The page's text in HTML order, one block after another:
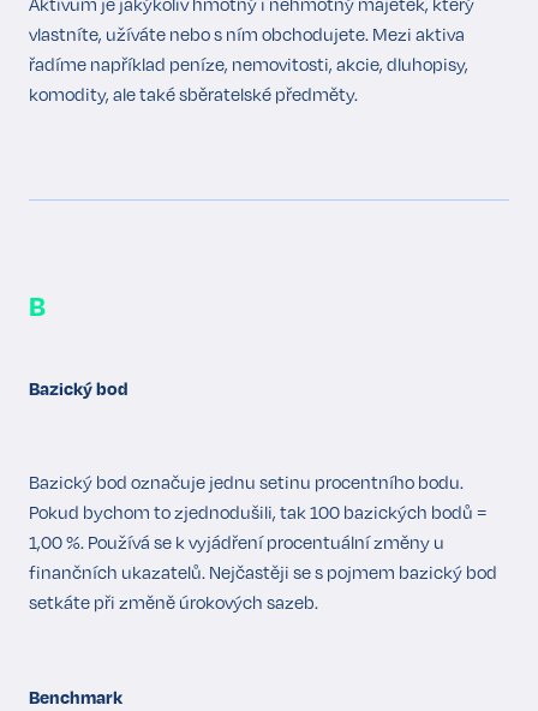
vlastníte, užíváte nebo s ním obchodujete. Mezi aktiva
řadíme například peníze, nemovitosti, akcie, dluhopisy,
komodity, ale také sběratelské předměty.
B
Bazický bod
Bazický bod označuje jednu setinu procentního bodu.
Pokud bychom to zjednodušili, tak 100 bazických bodů =
1,00 %. Používá se k vyjádření procentuální změny u
finančních ukazatelů. Nejčastěji se s pojmem bazický bod
setkáte při změně úrokových sazeb.
Benchmark